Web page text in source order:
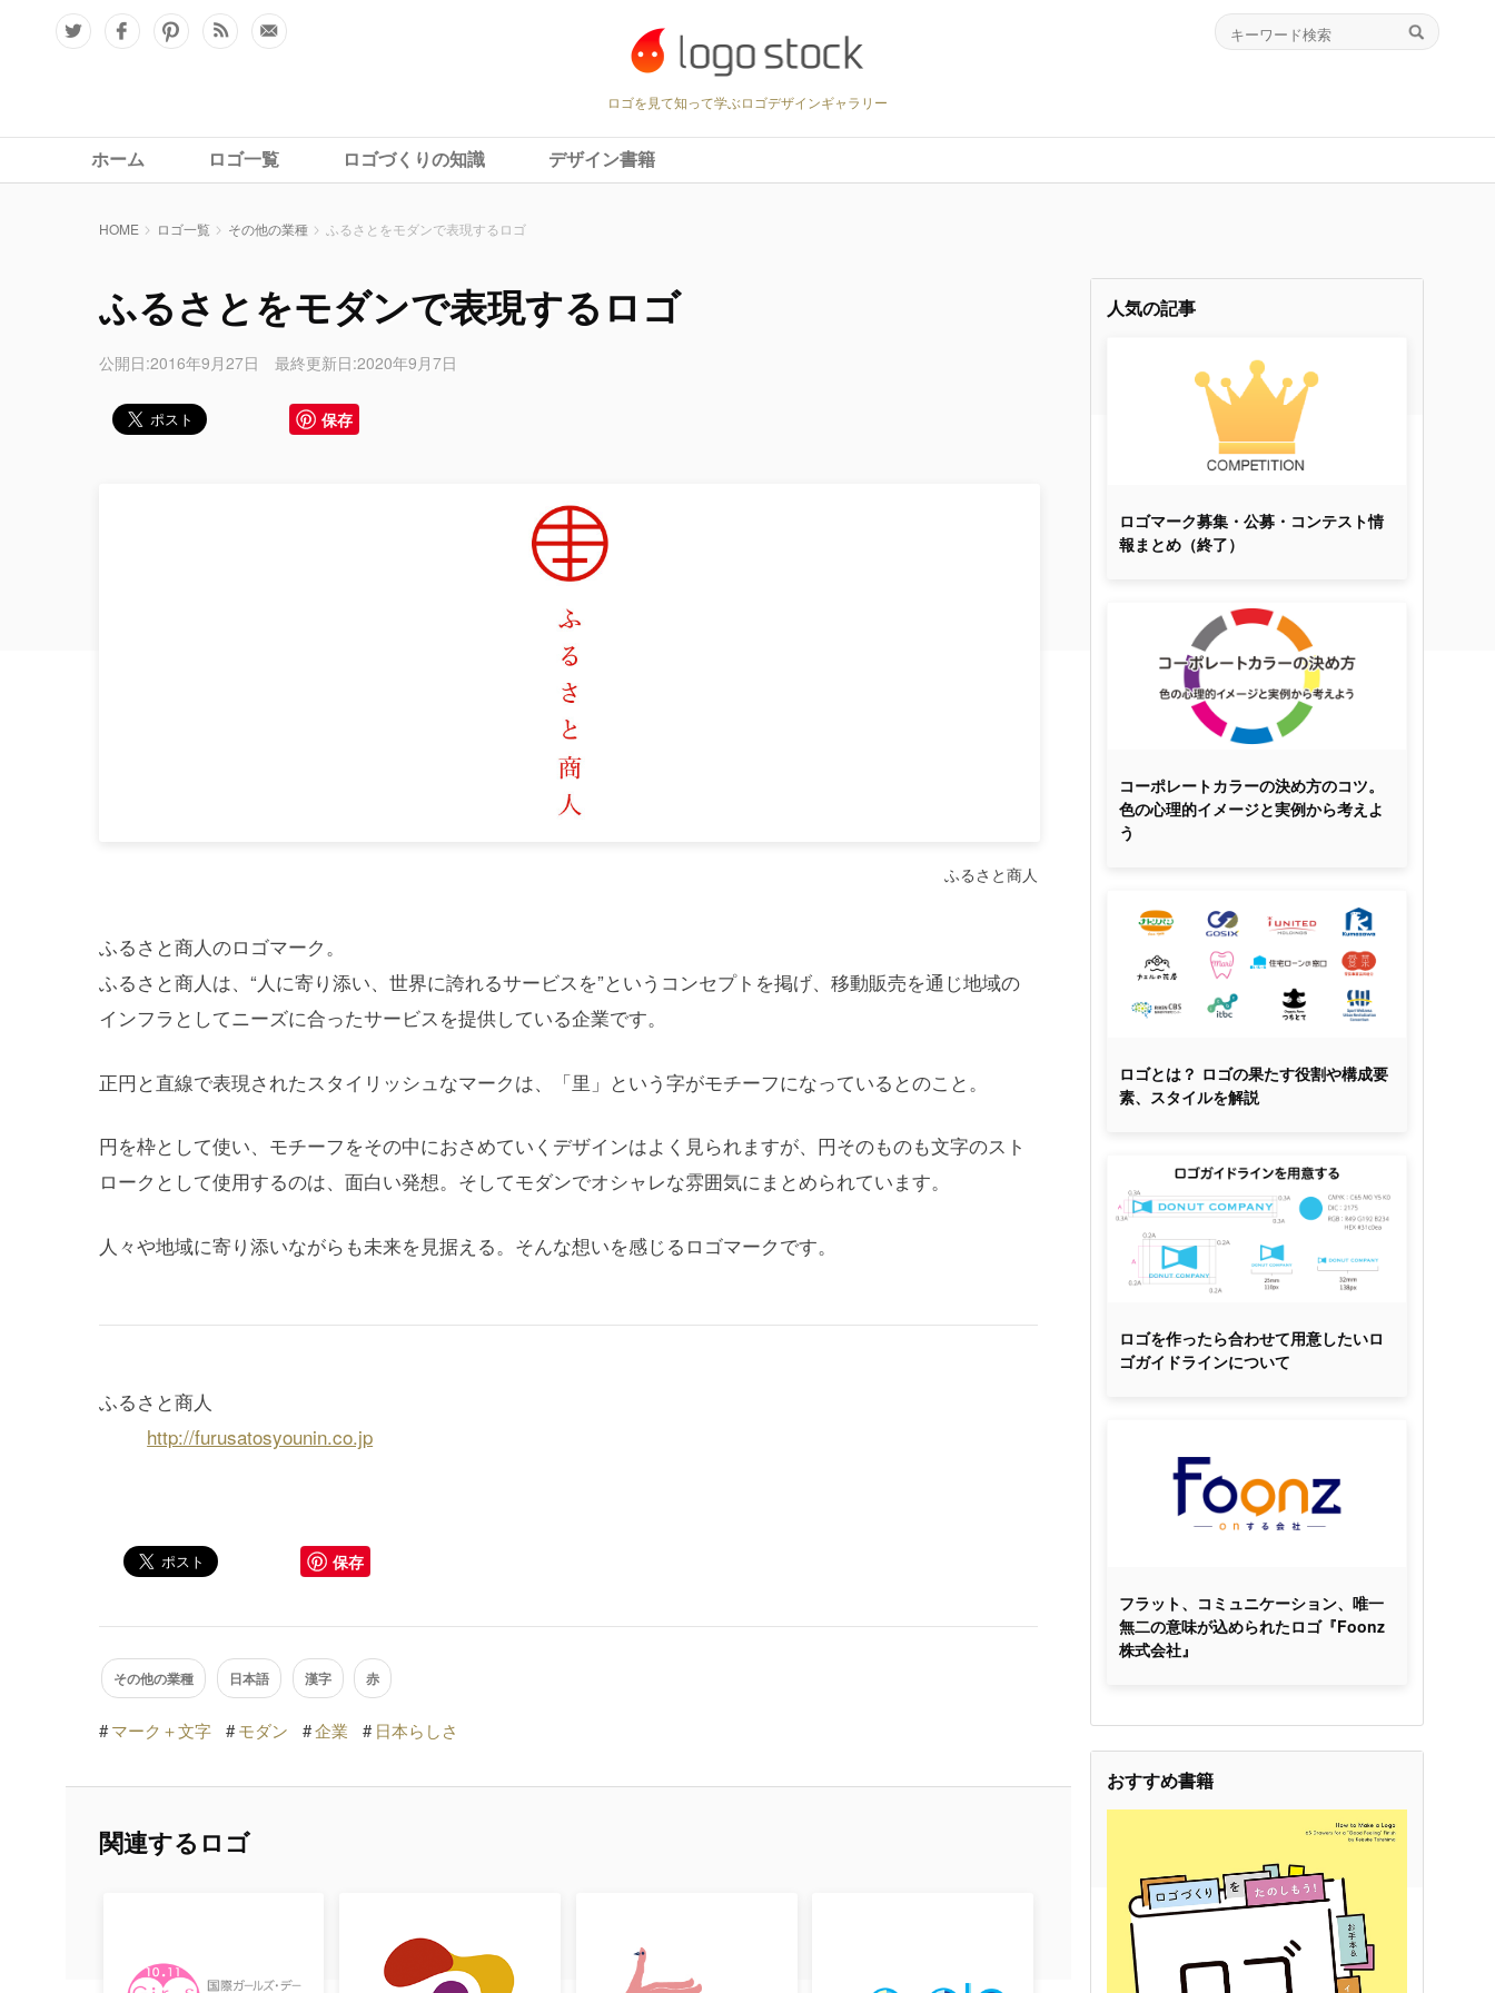
ロゴを見て知って学ぶロゴデザインギャラリー
ホーム ロゴ一覧 ロゴづくりの知識 デザイン書籍
HOME ロゴ一覧 その他の業種 ふるさとをモダンで表現するロゴ
ふるさとをモダンで表現するロゴ
公開日:2016年9月27日 最終更新日:2020年9月7日
保存
ふるさと商人
ふるさと商人のロゴマーク。
ふるさと商人は、“人に寄り添い、世界に誇れるサービスを”というコンセプトを掲げ、移動販売を通じ地域の
インフラとしてニーズに合ったサービスを提供している企業です。
正円と直線で表現されたスタイリッシュなマークは、「里」という字がモチーフになっているとのこと。
円を枠として使い、モチーフをその中におさめていくデザインはよく見られますが、円そのものも文字のスト
ロークとして使用するのは、面白い発想。そしてモダンでオシャレな雰囲気にまとめられています。
人々や地域に寄り添いながらも未来を見据える。そんな想いを感じるロゴマークです。
ふるさと商人
http://furusatosyounin.co.jp
保存
その他の業種 日本語 漢字 赤
# マーク＋文字 # モダン #企業 # 日本らしさ
関連するロゴ
人気の記事
ロゴマーク募集・公募・コンテスト情
報まとめ（終了）
コーポレートカラーの決め方のコツ。
色の心理的イメージと実例から考えよ
う
ロゴとは？ ロゴの果たす役割や構成要
素、スタイルを解説
ロゴを作ったら合わせて用意したいロ
ゴガイドラインについて
フラット、コミュニケーション、唯一
無二の意味が込められたロゴ『Foonz
株式会社』
おすすめ書籍